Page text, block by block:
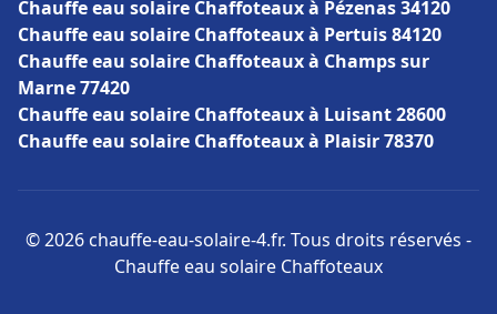
Chauffe eau solaire Chaffoteaux à Pézenas 34120
Chauffe eau solaire Chaffoteaux à Pertuis 84120
Chauffe eau solaire Chaffoteaux à Champs sur
Marne 77420
Chauffe eau solaire Chaffoteaux à Luisant 28600
Chauffe eau solaire Chaffoteaux à Plaisir 78370
© 2026 chauffe-eau-solaire-4.fr. Tous droits réservés -
Chauffe eau solaire Chaffoteaux